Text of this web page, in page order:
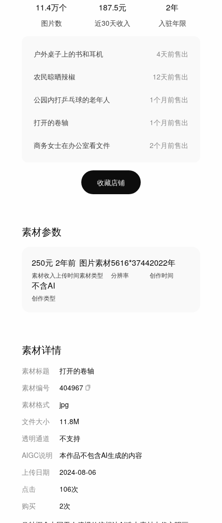
11.4万个
图片数
187.5元
近30天收入
2年
入驻年限
户外桌子上的书和耳机 4天前售出
农民晾晒辣椒 12天前售出
公园内打乒乓球的老年人 1个月前售出
打开的卷轴 1个月前售出
商务女士在办公室看文件 2个月前售出
收藏店铺
素材参数
250元
素材收入
2年前
上传时间
图片素材
素材类型
5616*3744
分辨率
2022年
创作时间
不含AI
创作类型
素材详情
素材标题
打开的卷轴
素材编号
404967
素材格式
jpg
文件大小
11.8M
透明通道
不支持
AIGC说明
本作品不包含AI生成的内容
上传日期
2024-08-06
点击
106次
购买
2次